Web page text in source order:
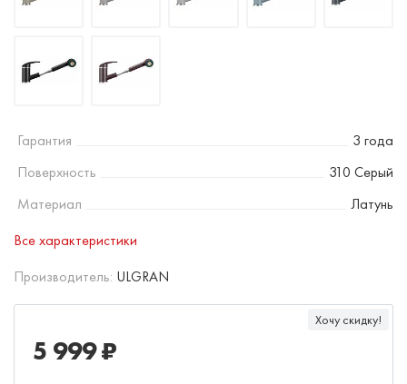
Гарантия
3 года
Поверхность
310 Серый
Материал
Латунь
Все характеристики
Производитель: ULGRAN
Хочу скидку!
5 999 ₽